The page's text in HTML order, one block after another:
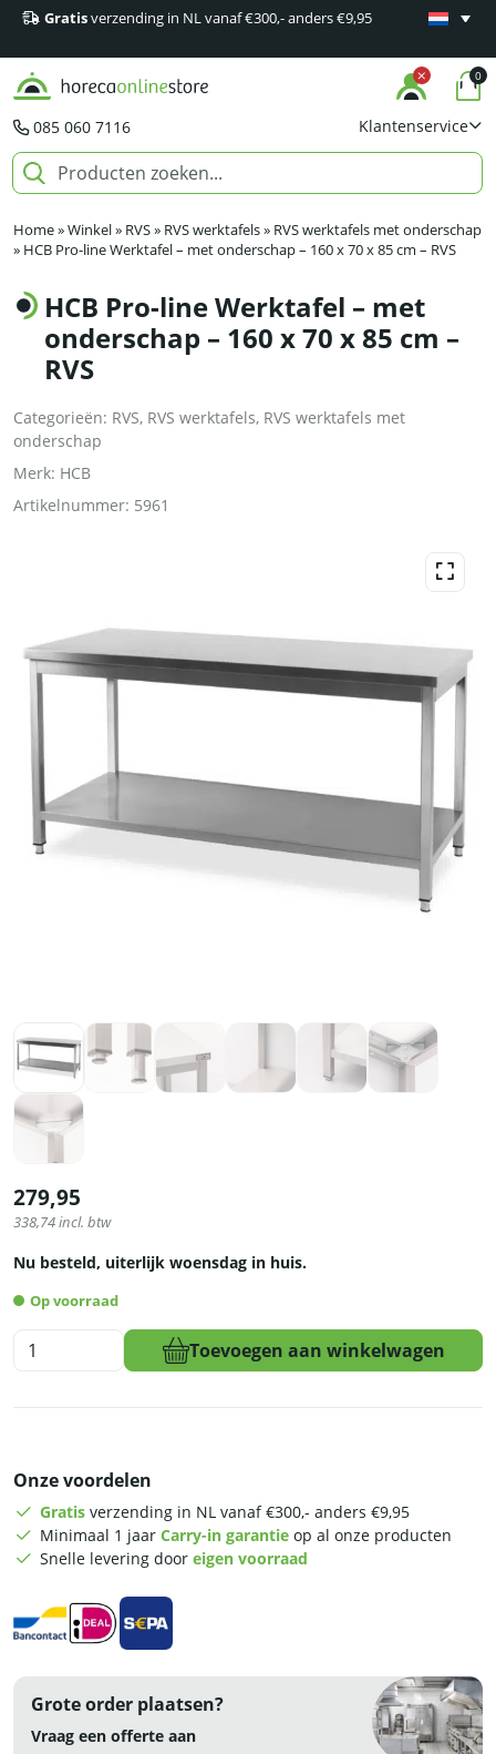
Gratisverzending in NL vanaf €300,- anders €9,95
Minimaal
085 060 7116 Klantenservice
0
Home»Winkel» RVS» RVS werktafels» RVS werktafels met onderschap
» HCB Pro-line Werktafel – met onderschap – 160 x 70 x 85 cm – RVS
HCB Pro-line Werktafel – met
onderschap – 160 x 70 x 85 cm –
RVS
Categorieën: RVS, RVS werktafels, RVS werktafels met
onderschap
Merk: HCB
Artikelnummer: 5961
279,95
338,74incl. btw
Nu besteld, uiterlijk woensdag in huis.
Op voorraad
HCB
Pro-
onderschap
160
85
cm
aantal
Toevoegen aan winkelwagen
Onze voordelen
Gratis verzending in NL vanaf €300,- anders €9,95
Minimaal 1 jaar Carry-in garantie op al onze producten
Snelle levering door eigen voorraad
Grote order plaatsen?
Vraag een offerte aan